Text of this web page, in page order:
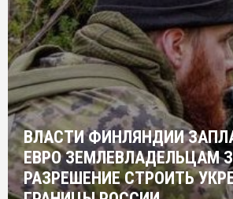
ВЛАСТИ ФИНЛЯНДИИ
ЕВРО ЗЕМЛЕВЛАДЕЛЬЦАМ
РАЗРЕШЕНИЕ СТРОИТЬ